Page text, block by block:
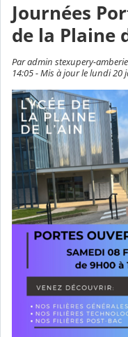
Journées
de la Plaine
Par admin stexupery-
14:05 - Mis à jour le lundi 20